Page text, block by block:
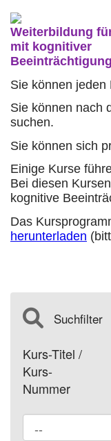
Weiterbildung
mit kognitiver
Beeinträchtigung
Sie können jeden
Sie können nach
suchen.
Sie können sich
Einige Kurse
Bei diesen
kognitive
Das
herunterladen
Suchfilter
Kurs-Titel /
Kurs-
Nummer